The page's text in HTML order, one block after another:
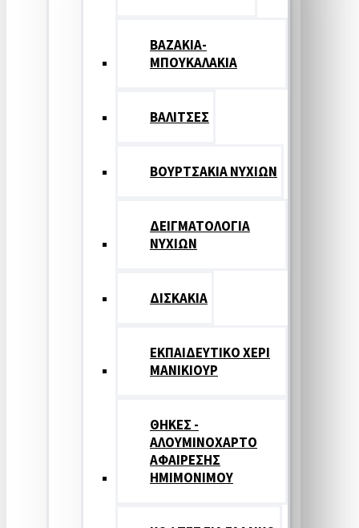
ΒΑΖΑΚΙΑ-
ΜΠΟΥΚΑΛΑΚΙΑ
ΒΑΛΙΤΣΕΣ
ΒΟΥΡΤΣΑΚΙΑ ΝΥΧΙΩΝ
ΔΕΙΓΜΑΤΟΛΟΓΙΑ
ΝΥΧΙΩΝ
ΔΙΣΚΑΚΙΑ
ΕΚΠΑΙΔΕΥΤΙΚΟ ΧΕΡΙ
ΜΑΝΙΚΙΟΥΡ
ΘΗΚΕΣ -
ΑΛΟΥΜΙΝΟΧΑΡΤΟ
ΑΦΑΙΡΕΣΗΣ
ΗΜΙΜΟΝΙΜΟΥ